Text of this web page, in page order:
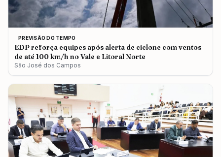
PREVISÃO DO TEMPO
EDP reforça equipes após alerta de ciclone com ventos
de até 100 km/h no Vale e Litoral Norte
São José dos Campos